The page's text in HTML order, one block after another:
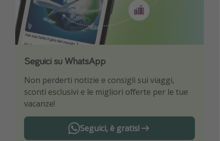
Seguici su WhatsApp
Non perderti notizie e consigli sui viaggi,
sconti esclusivi e le migliori offerte per le tue
vacanze!
Seguici, è gratis!
Scarica la nostra App
Sii il primo a conoscere le migliori offerte di
viaggio